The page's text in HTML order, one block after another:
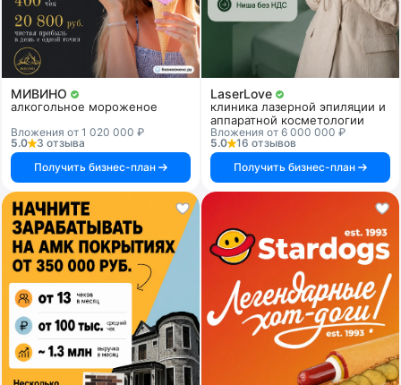
МИВИНО
алкогольное мороженое
Вложения от 1 020 000 ₽
5.0
3 отзыва
Получить бизнес-план
LaserLove
клиника лазерной эпиляции и
аппаратной косметологии
Вложения от 6 000 000 ₽
5.0
16 отзывов
Получить бизнес-план